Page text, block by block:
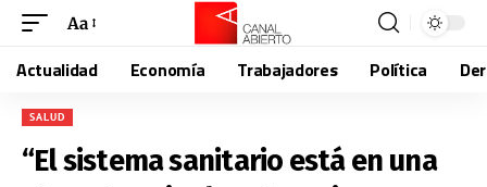
Aa
Actualidad Economía Trabajadores Política
SALUD
“El sistema sanitario está en una